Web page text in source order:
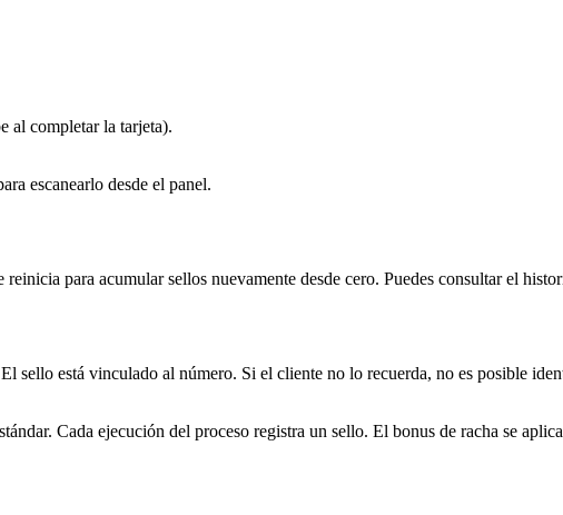
al completar la tarjeta).
escanearlo desde el panel.
para acumular sellos nuevamente desde cero. Puedes consultar el
El sello está vinculado al número. Si el cliente no lo recuerda, no es posible
Cada ejecución del proceso registra un sello. El bonus de racha se